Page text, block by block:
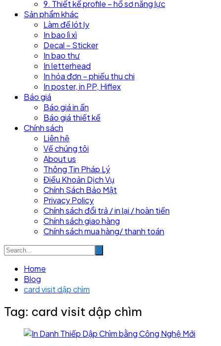
9. Thiết kế profile – hồ sơ năng lực
Sản phẩm khác
Làm đế lót ly
In bao lì xì
Decal – Sticker
In bao thư
In letterhead
In hóa đơn – phiếu thu chi
In poster, in PP, Hiflex
Báo giá
Báo giá in ấn
Báo giá thiết kế
Chính sách
Liên hệ
Về chúng tôi
About us
Thông Tin Pháp Lý
Điều Khoản Dịch Vụ
Chính Sách Bảo Mật
Privacy Policy
Chính sách đổi trả / in lại / hoàn tiền
Chính sách giao hàng
Chính sách mua hàng/ thanh toán
Home
Blog
card visit dập chìm
Tag: card visit dập chìm